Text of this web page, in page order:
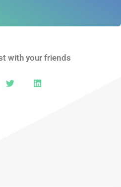
with your friends